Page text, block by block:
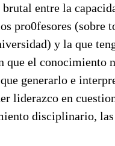
entre la
pro0fesores (sobre
y la que
que el conocimiento
generarlo e
liderazco en
disciplinario,